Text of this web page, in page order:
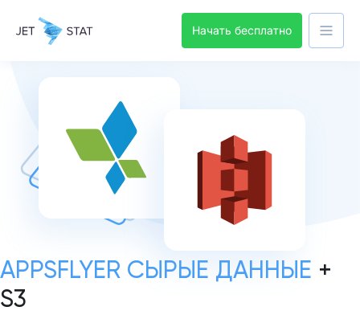
Начать бесплатно
APPSFLYER СЫРЫЕ ДАННЫЕ +
S3